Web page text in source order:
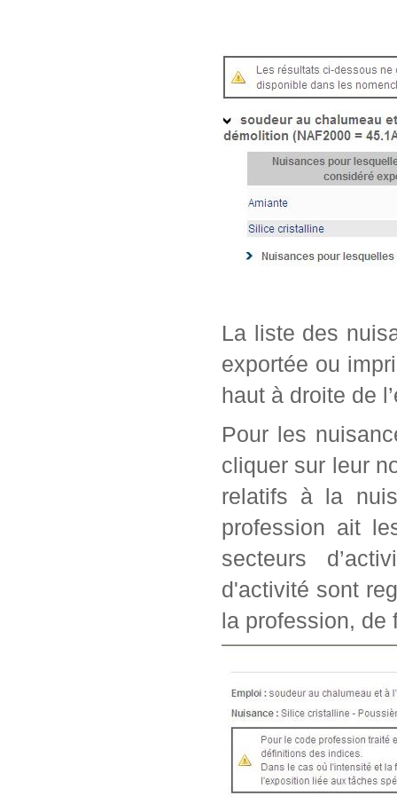
La liste des
exportée ou
haut à droite de
Pour les
cliquer sur leur
relatifs à la
profession ait
secteurs
d'activité sont
la profession, de